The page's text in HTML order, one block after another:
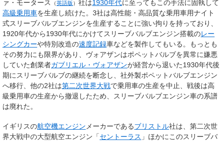
ァ・モータース （英語版 ） 社は1930年代に至ってもこの手法に固執して
高級乗用車を生産し続けた。3社は高性能・高品質な乗用車用ナイト
式スリーブバルブエンジンを生産することに強い拘りを持っており、
1920年代から1930年代にかけてスリーブバルブエンジン搭載のレー
シングカーや特別改造の速度記録車などを製作してもいる。もっとも
その努力にも限界があり、ヴォアザンはポペットバルブを異常に嫌悪
していた創業者ガブリエル・ヴォアザンが経営から退いた1930年代後
期にスリーブバルブの継続を断念し、社外製ポペットバルブエンジン
へ移行、他の2社は第二次世界大戦で乗用車の生産を中止、戦後は高
級乗用車の生産から撤退したため、スリーブバルブエンジン車の系譜
は廃れた。
イギリスの航空機エンジン メーカーであるブリストル社は、第二次世
界大戦中の大型航空エンジン「セントーラス 」ほかにこのスリーブバ